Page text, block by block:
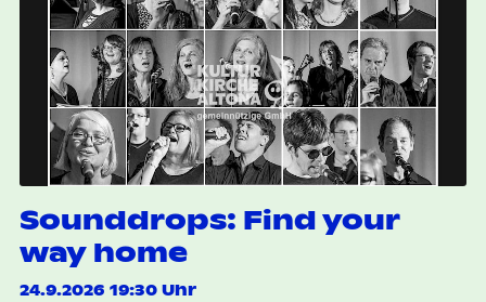
Sounddrops: Find your
way home
24.9.2026 19:30 Uhr